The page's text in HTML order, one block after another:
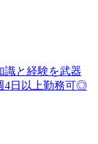
識と経験を武器
4日以上勤務可◎